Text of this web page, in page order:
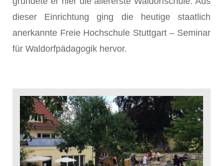
dieser Einrichtung ging die heutige staatlich
anerkannte Freie Hochschule Stuttgart – Seminar
für Waldorfpädagogik hervor.